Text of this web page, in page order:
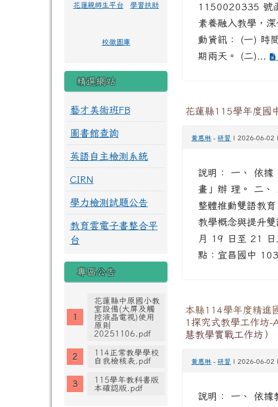
花蓮親師生平台 學習扶助
校徽圖庫
精選網站
藝才美術班FB
圖書館查詢
英語自主檢測系統
CIRN
學力檢測試題公告
教育雲電子書整合平
台
專區公告
花蓮縣中原國小教
室設備(大屏及觸
控液晶電視)使用
原則
20251106.pdf
114正常教學學校
自我檢核表.pdf
115學年教科書版
本確認版.pdf
1150020335 號
素養融入教學，
動資訊： (一) 時
期兩天。 (二)...
花蓮縣115學年度國
黃惠琳 -研習 | 2026-06-02
說明： 一、 依據
畫」辦 理。 二、
整體推動雙語教
教學概念與提升
月 19 日至 21
點：宜昌國中
本縣114學年度精進
1探究式教學工作坊-
慧教學實戰工作坊）
黃惠琳 -研習 | 2026-06-02
說明： 一、 依據